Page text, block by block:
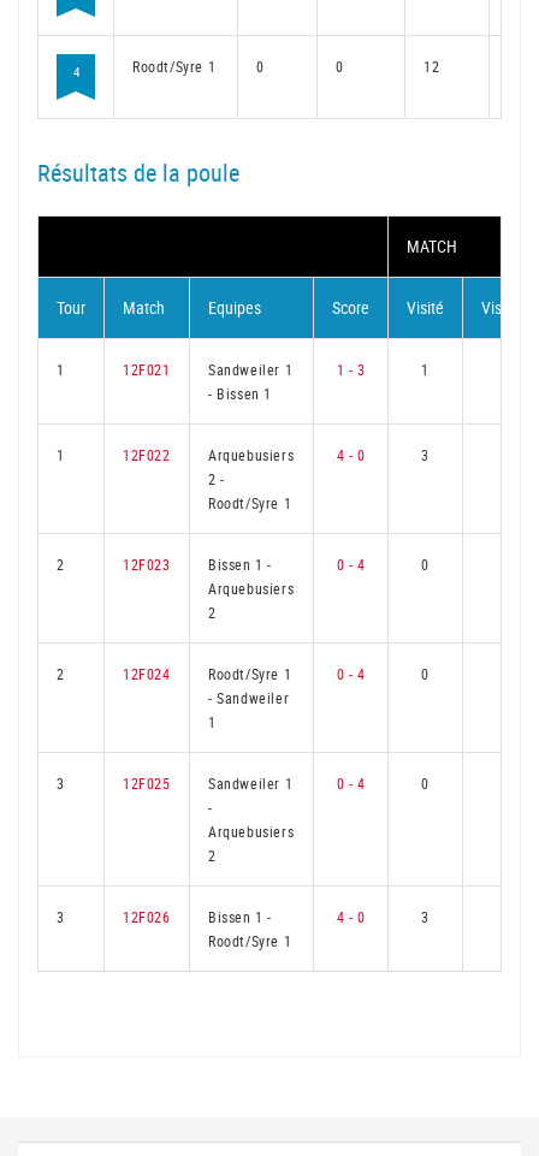
4 Roodt/Syre 1 0 0 12
Résultats de la poule
MATCH
Tour Match Equipes Score Visité Visiteur
1 12F021
Sandweiler 1
- Bissen 1
1 - 3 1
1 12F022
Arquebusiers
2-
Roodt/Syre 1
4 - 0 3
2 12F023 Bissen 1-
Arquebusiers
2
0 - 4 0
2 12F024
Roodt/Syre 1
-Sandweiler
1
0 - 4 0
3 12F025
Sandweiler 1
-
Arquebusiers
2
0 - 4 0
3 12F026 Bissen 1-
Roodt/Syre 1
4 - 0 3